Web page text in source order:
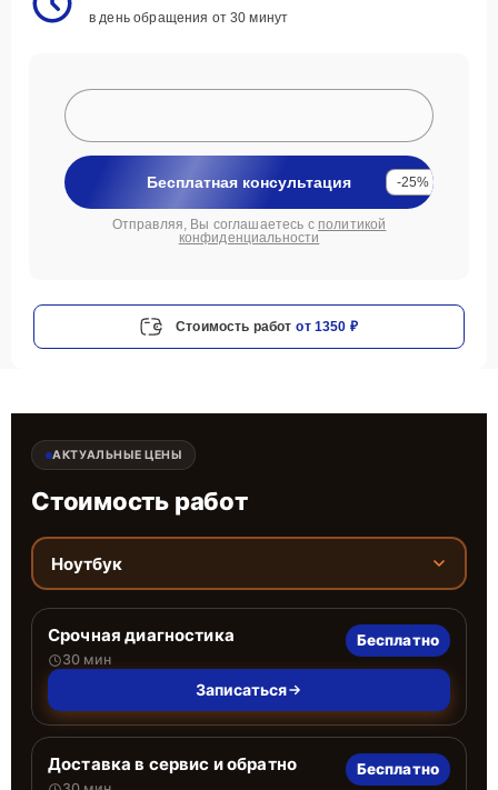
в день обращения от 30 минут
Бесплатная консультация -25%
Отправляя, Вы соглашаетесь с политикой
конфиденциальности
Стоимость работ от 1350 ₽
АКТУАЛЬНЫЕ ЦЕНЫ
Стоимость работ
Ноутбук
Срочная диагностика
30 мин
Бесплатно
Записаться
Доставка в сервис и обратно Бесплатно